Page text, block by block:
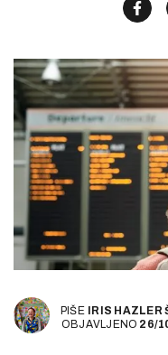
PIŠE IRIS HAZLER
OBJAVLJENO 26/